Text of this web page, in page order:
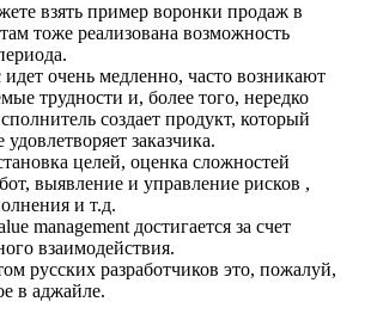
взять пример воронки продаж в
тоже реализована возможность
идет очень медленно, часто возникают
трудности и, более того, нередко
создает продукт, который
заказчика.
целей, оценка сложностей
выявление и управление рисков ,
и т.д.
management достигается за счет
взаимодействия.
русских разработчиков это, пожалуй,
в аджайле.